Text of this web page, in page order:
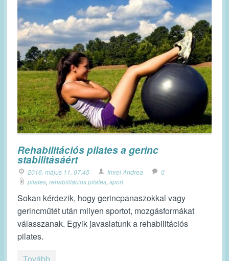
Rehabilitációs pilates a gerinc
stabilitásáért
2016. május 11. 07:45 Imrei Andrea
0
pilates, rehabilitációs pilates, sport
Sokan kérdezik, hogy gerincpanaszokkal vagy
gerincműtét után milyen sportot, mozgásformákat
válasszanak. Egyik javaslatunk a rehabilitációs
pilates.